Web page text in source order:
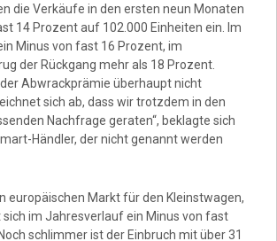
die Verkäufe in den ersten neun Monaten
14 Prozent auf 102.000 Einheiten ein. Im
Minus von fast 16 Prozent, im
der Rückgang mehr als 18 Prozent.
Abwrackprämie überhaupt nicht
sich ab, dass wir trotzdem in den
Nachfrage geraten“, beklagte sich
Händler, der nicht genannt werden
europäischen Markt für den Kleinstwagen,
sich im Jahresverlauf ein Minus von fast
schlimmer ist der Einbruch mit über 31